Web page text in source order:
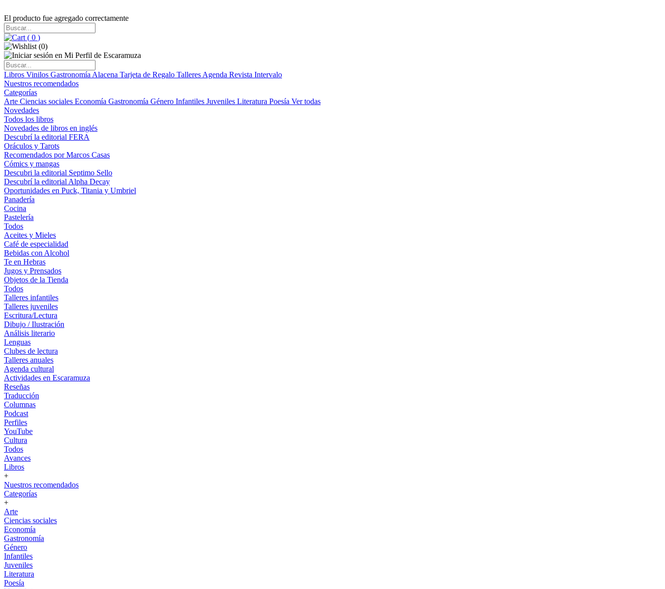
El producto fue agregado correctamente
( 0 )
(0)
Libros Vinilos Gastronomía Alacena Tarjeta de Regalo Talleres Agenda Revista Intervalo
Nuestros recomendados
Categorías
Arte Ciencias sociales Economía Gastronomía Género Infantiles Juveniles Literatura Poesía Ver todas
Novedades
Todos los libros
Novedades de libros en inglés
Descubrí la editorial FERA
Oráculos y Tarots
Recomendados por Marcos Casas
Cómics y mangas
Descubri la editorial Septimo Sello
Descubrí la editorial Alpha Decay
Oportunidades en Puck, Titania y Umbriel
Panadería
Cocina
Pastelería
Todos
Aceites y Mieles
Café de especialidad
Bebidas con Alcohol
Te en Hebras
Jugos y Prensados
Objetos de la Tienda
Todos
Talleres infantiles
Talleres juveniles
Escritura/Lectura
Dibujo / Ilustración
Análisis literario
Lenguas
Clubes de lectura
Talleres anuales
Agenda cultural
Actividades en Escaramuza
Reseñas
Traducción
Columnas
Podcast
Perfiles
YouTube
Cultura
Todos
Avances
Libros
+
Nuestros recomendados
Categorías
+
Arte
Ciencias sociales
Economía
Gastronomía
Género
Infantiles
Juveniles
Literatura
Poesía